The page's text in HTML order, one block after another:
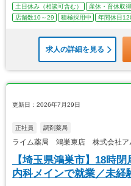
土日休み（相談可含む）
産休・育休取
店舗数10～29
積極採用中 年間休日
求人の詳細を見る
更新日：2026年7月29日
正社員 調剤薬局
ライム薬局 鴻巣東店 株式会社ア
【埼玉県鴻巣市】18時
内科メインで就業／未経